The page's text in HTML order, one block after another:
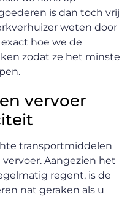
is dan toch vrij
weten door
hoe we de
zodat ze het minste
vervoer
transportmiddelen
Aangezien het
regent, is de
nat geraken als u